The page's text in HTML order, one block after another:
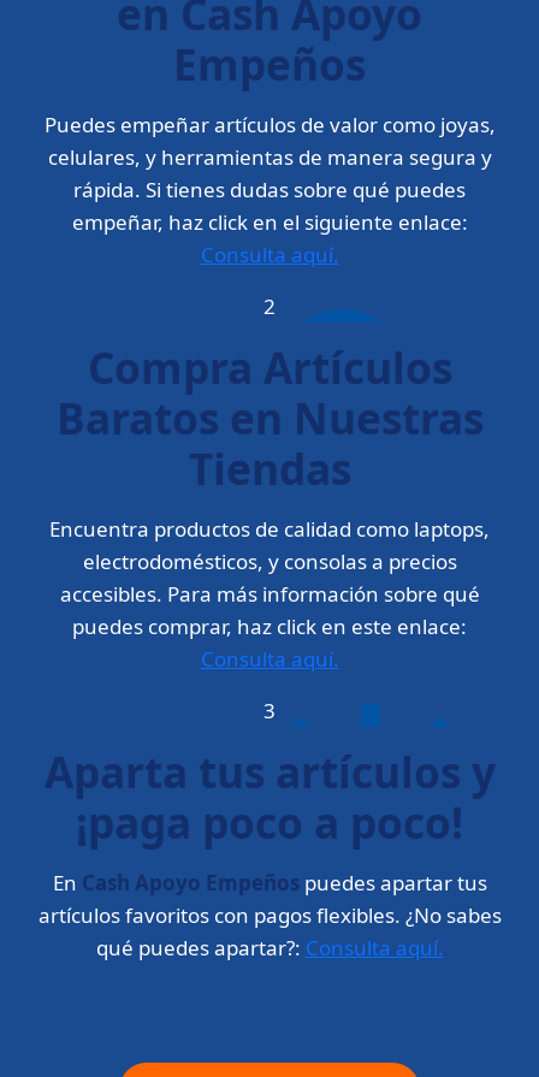
en Cash Apoyo
Empeños
Puedes empeñar artículos de valor como joyas,
celulares, y herramientas de manera segura y
rápida. Si tienes dudas sobre qué puedes
empeñar, haz click en el siguiente enlace:
Consulta aquí.
2
Compra Artículos
Baratos en Nuestras
Tiendas
Encuentra productos de calidad como laptops,
electrodomésticos, y consolas a precios
accesibles. Para más información sobre qué
puedes comprar, haz click en este enlace:
Consulta aquí.
3
Aparta tus artículos y
¡paga poco a poco!
En Cash Apoyo Empeñospuedes apartar tus
artículos favoritos con pagos flexibles. ¿No sabes
qué puedes apartar?: Consulta aquí.